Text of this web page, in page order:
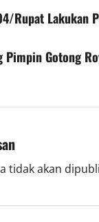
Rupat Lakukan
Pimpin Gotong
tidak akan